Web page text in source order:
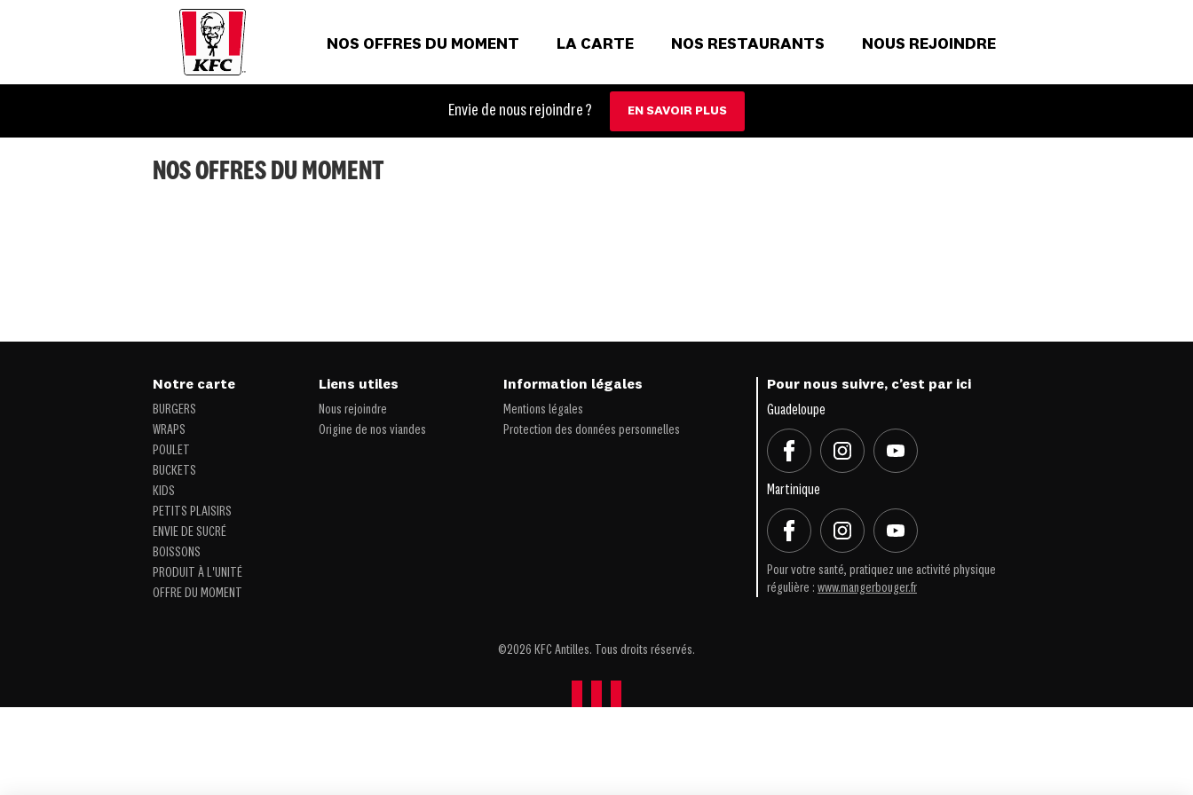
NOS OFFRES DU MOMENT LA CARTE NOS RESTAURANTS NOUS REJOINDRE
Envie de nous rejoindre ? EN SAVOIR PLUS
NOS OFFRES DU MOMENT
Notre carte
BURGERS
WRAPS
POULET
BUCKETS
KIDS
PETITS PLAISIRS
ENVIE DE SUCRÉ
BOISSONS
PRODUIT À L'UNITÉ
OFFRE DU MOMENT
Liens utiles
Nous rejoindre
Origine de nos viandes
Information légales
Mentions légales
Protection des données personnelles
Pour nous suivre, c’est par ici
Guadeloupe
Martinique
Pour votre santé, pratiquez une activité physique
régulière : www.mangerbouger.fr
©2026 KFC Antilles. Tous droits réservés.